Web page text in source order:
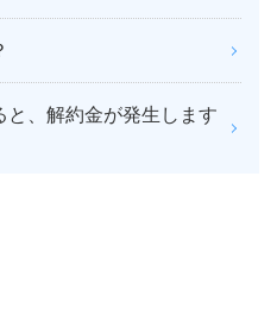
、解約金が発生します